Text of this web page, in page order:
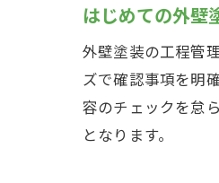
はじめての外壁
外壁塗装の工程管
ズで確認事項を明
容のチェックを怠
となります。